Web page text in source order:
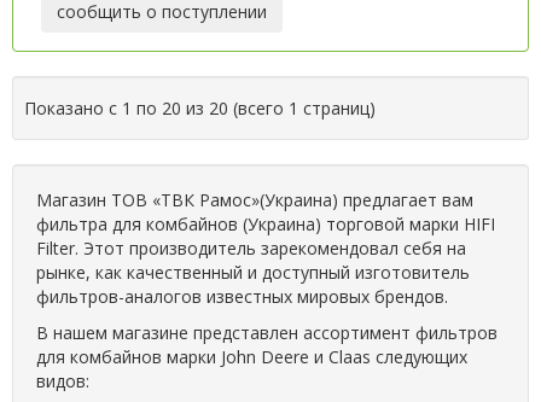
сообщить о поступлении
Показано с 1 по 20 из 20 (всего 1 страниц)
Магазин ТОВ «ТВК Рамос»(Украина) предлагает вам
фильтра для комбайнов (Украина) торговой марки HIFI
Filter. Этот производитель зарекомендовал себя на
рынке, как качественный и доступный изготовитель
фильтров-аналогов известных мировых брендов.
В нашем магазине представлен ассортимент фильтров
для комбайнов марки John Deere и Claas следующих
видов: